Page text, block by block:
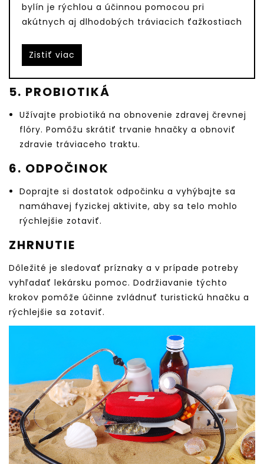
bylín je rýchlou a účinnou pomocou pri
akútnych aj dlhodobých tráviacich ťažkostiach
Zistiť viac
5. PROBIOTIKÁ
Užívajte probiotiká na obnovenie zdravej črevnej
flóry. Pomôžu skrátiť trvanie hnačky a obnoviť
zdravie tráviaceho traktu.
6. ODPOČINOK
Doprajte si dostatok odpočinku a vyhýbajte sa
namáhavej fyzickej aktivite, aby sa telo mohlo
rýchlejšie zotaviť.
ZHRNUTIE
Dôležité je sledovať príznaky a v prípade potreby
vyhľadať lekársku pomoc. Dodržiavanie týchto
krokov pomôže účinne zvládnuť turistickú hnačku a
rýchlejšie sa zotaviť.